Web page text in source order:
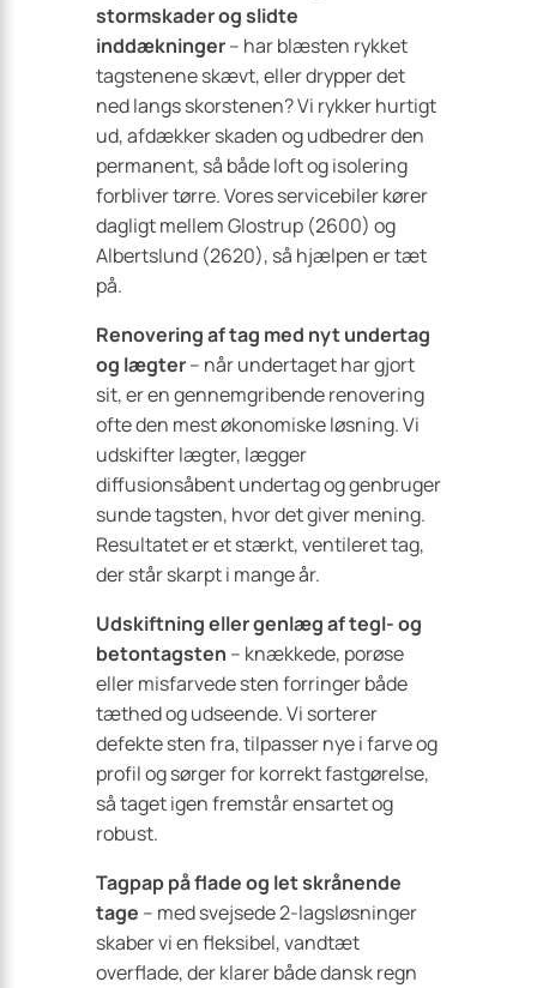
stormskader og slidte
inddækninger– har blæsten rykket
tagstenene skævt, eller drypper det
ned langs skorstenen? Vi rykker hurtigt
ud, afdækker skaden og udbedrer den
permanent, så både loft og isolering
forbliver tørre. Vores servicebiler kører
dagligt mellem Glostrup (2600) og
Albertslund (2620), så hjælpen er tæt
på.
Renovering af tag med nyt undertag
og lægter– når undertaget har gjort
sit, er en gennemgribende renovering
ofte den mest økonomiske løsning. Vi
udskifter lægter, lægger
diffusionsåbent undertag og genbruger
sunde tagsten, hvor det giver mening.
Resultatet er et stærkt, ventileret tag,
der står skarpt i mange år.
Udskiftning eller genlæg af tegl- og
betontagsten – knækkede, porøse
eller misfarvede sten forringer både
tæthed og udseende. Vi sorterer
defekte sten fra, tilpasser nye i farve og
profil og sørger for korrekt fastgørelse,
så taget igen fremstår ensartet og
robust.
Tagpap på flade og let skrånende
tage – med svejsede 2-lagsløsninger
skaber vi en fleksibel, vandtæt
overflade, der klarer både dansk regn